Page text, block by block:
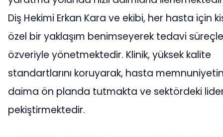
Diş Hekimi Erkan Kara ve ekibi, her hasta için
özel bir yaklaşım benimseyerek tedavi
özveriyle yönetmektedir. Klinik, yüksek kalite
standartlarını koruyarak, hasta
daima ön planda tutmakta ve sektördeki
pekiştirmektedir.